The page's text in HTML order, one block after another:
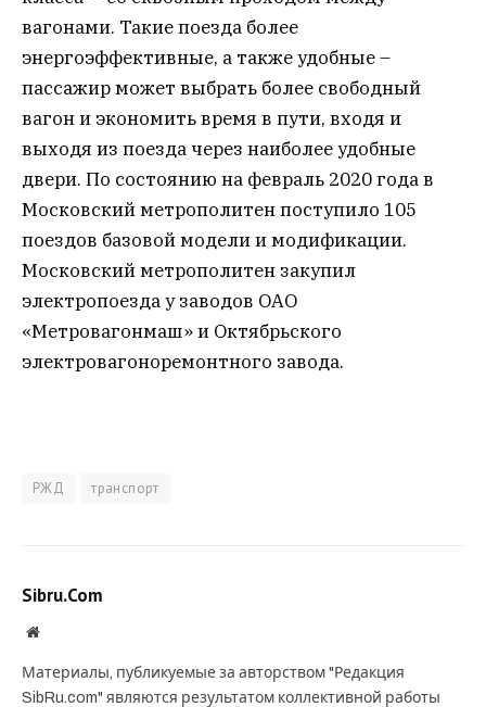
вагонами. Такие поезда более
энергоэффективные, а также удобные –
пассажир может выбрать более свободный
вагон и экономить время в пути, входя и
выходя из поезда через наиболее удобные
двери. По состоянию на февраль 2020 года в
Московский метрополитен поступило 105
поездов базовой модели и модификации.
Московский метрополитен закупил
электропоезда у заводов ОАО
«Метровагонмаш» и Октябрьского
электровагоноремонтного завода.
РЖД транспорт
Sibru.Com
Website
Материалы, публикуемые за авторством "Редакция
SibRu.com" являются результатом коллективной работы